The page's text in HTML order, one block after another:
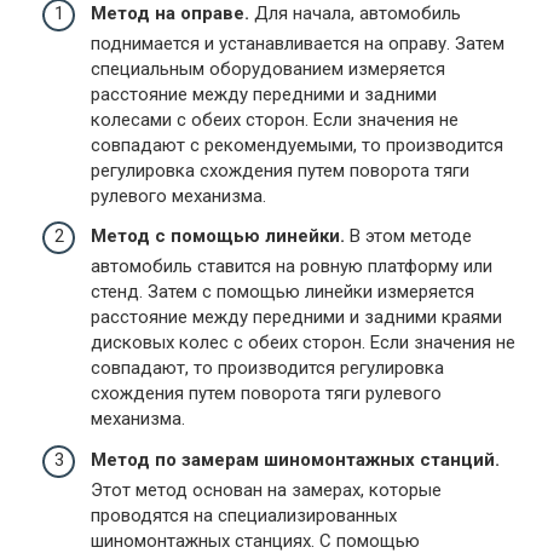
Метод на оправе. Для начала, автомобиль
поднимается и устанавливается на оправу. Затем
специальным оборудованием измеряется
расстояние между передними и задними
колесами с обеих сторон. Если значения не
совпадают с рекомендуемыми, то производится
регулировка схождения путем поворота тяги
рулевого механизма.
Метод с помощью линейки. В этом методе
автомобиль ставится на ровную платформу или
стенд. Затем с помощью линейки измеряется
расстояние между передними и задними краями
дисковых колес с обеих сторон. Если значения не
совпадают, то производится регулировка
схождения путем поворота тяги рулевого
механизма.
Метод по замерам шиномонтажных станций.
Этот метод основан на замерах, которые
проводятся на специализированных
шиномонтажных станциях. С помощью